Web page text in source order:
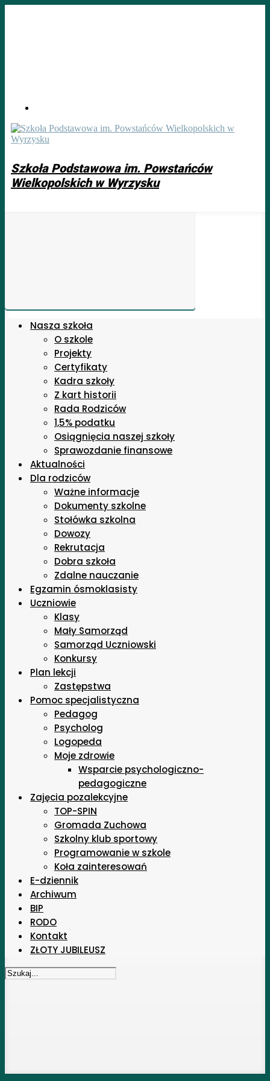
Szkoła Podstawowa im. Powstańców
Wielkopolskich w Wyrzysku
Nasza szkoła
O szkole
Projekty
Certyfikaty
Kadra szkoły
Z kart historii
Rada Rodziców
1,5% podatku
Osiągnięcia naszej szkoły
Sprawozdanie finansowe
Aktualności
Dla rodziców
Ważne informacje
Dokumenty szkolne
Stołówka szkolna
Dowozy
Rekrutacja
Dobra szkoła
Zdalne nauczanie
Egzamin ósmoklasisty
Uczniowie
Klasy
Mały Samorząd
Samorząd Uczniowski
Konkursy
Plan lekcji
Zastępstwa
Pomoc specjalistyczna
Pedagog
Psycholog
Logopeda
Moje zdrowie
Wsparcie psychologiczno-
pedagogiczne
Zajęcia pozalekcyjne
TOP-SPIN
Gromada Zuchowa
Szkolny klub sportowy
Programowanie w szkole
Koła zainteresowań
E-dziennik
Archiwum
BIP
RODO
Kontakt
ZŁOTY JUBILEUSZ